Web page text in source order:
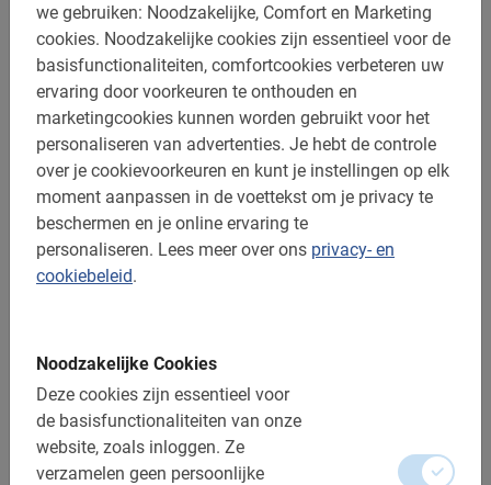
we gebruiken: Noodzakelijke, Comfort en Marketing
cookies. Noodzakelijke cookies zijn essentieel voor de
basisfunctionaliteiten, comfortcookies verbeteren uw
ervaring door voorkeuren te onthouden en
marketingcookies kunnen worden gebruikt voor het
personaliseren van advertenties. Je hebt de controle
over je cookievoorkeuren en kunt je instellingen op elk
moment aanpassen in de voettekst om je privacy te
beschermen en je online ervaring te
personaliseren. Lees meer over ons privacy- en
cookiebeleid.
Noodzakelijke Cookies
Deze cookies zijn essentieel voor
de basisfunctionaliteiten van onze
website, zoals inloggen. Ze
verzamelen geen persoonlijke
Rondleiding Boedapest met privégids
Ervaar Budapest met je eigen privégids. Een persoonlijkere
tour kan je niet vinden! Uiteraard spreekt de gids
Nederlands.
4.8 (38)
V.a. € 40,-